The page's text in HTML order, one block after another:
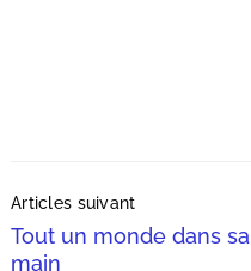
Navigation
Articles suivant
Tout un monde dans sa
main